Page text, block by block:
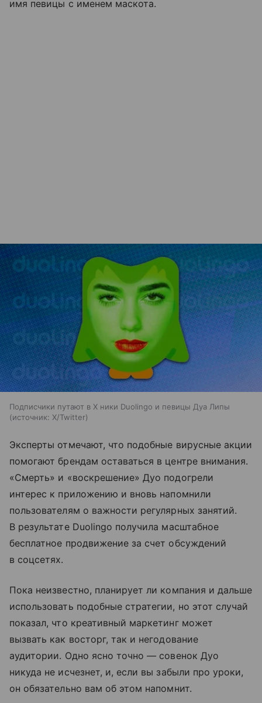
имя певицы с именем маскота.
Подписчики путают в X ники Duolingo и певицы Дуа Липы
источник: X/Twitter
Эксперты отмечают, что подобные вирусные акции
помогают брендам оставаться в центре внимания.
«Смерть» и «воскрешение» Дуо подогрели
интерес к приложению и вновь напомнили
пользователям о важности регулярных занятий.
В результате Duolingo получила масштабное
бесплатное продвижение за счет обсуждений
в соцсетях.
Пока неизвестно, планирует ли компания и дальше
использовать подобные стратегии, но этот случай
показал, что креативный маркетинг может
вызвать как восторг, так и негодование
аудитории. Одно ясно точно — совенок Дуо
никуда не исчезнет, и, если вы забыли про уроки,
он обязательно вам об этом напомнит.